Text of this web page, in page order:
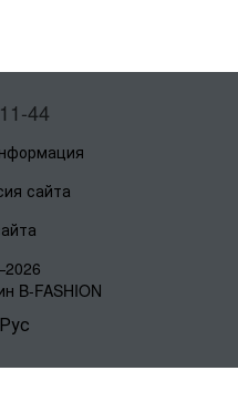
44
сайта
B-FASHION
Рус